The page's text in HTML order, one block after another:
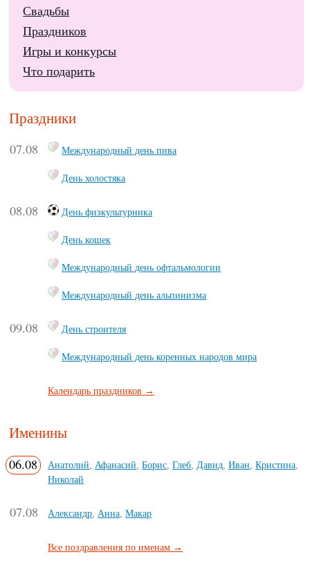
Свадьбы
Праздников
Игры и конкурсы
Что подарить
Праздники
07.08 Международный день пива
День холостяка
08.08 День физкультурника
День кошек
Международный день офтальмологии
Международный день альпинизма
09.08 День строителя
Международный день коренных народов мира
Календарь праздников →
Именины
06.08 Анатолий,Афанасий,Борис,Глеб,Давид,Иван,Кристина,
Николай
07.08 Александр,Анна,Макар
Все поздравления по именам →